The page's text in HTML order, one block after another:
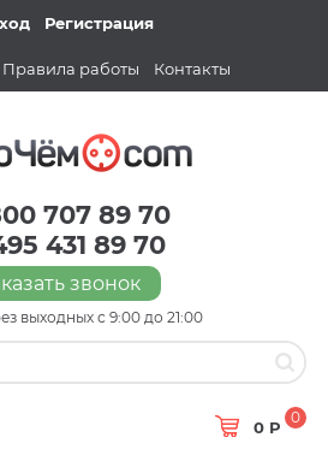
Регистрация
Правила работы Контакты
707 89 70
431 89 70
звонок
выходных с 9:00 до 21:00
0 Р
0